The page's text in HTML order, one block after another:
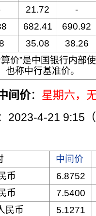
21.72 -
682.41 690.92
35.08 38.26
价”是中国银行内部
也称中行基准价。
间价： 星期六，
4-21 9:15（
中间价
币 6.8752
币 7.5400
民币 5.1271